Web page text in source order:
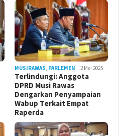
MUSIRAWAS, PARLEMEN 2 Mei 2025
Terlindungi: Anggota
DPRD Musi Rawas
Dengarkan Penyampaian
Wabup Terkait Empat
Raperda